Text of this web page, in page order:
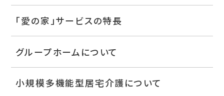
「愛の家」サービスの特長
グループホームについて
小規模多機能型居宅介護について